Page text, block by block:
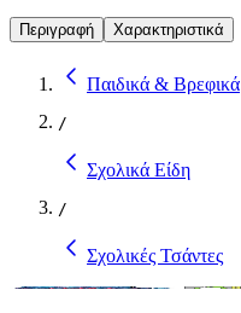
Περιγραφή Χαρακτηριστικά
Παιδικά & Βρεφικά
/
Σχολικά Είδη
/
Σχολικές Τσάντες